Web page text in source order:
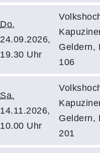
Do.
24.09.2026,
19.30 Uhr
Geldern,
106
Sa.
14.11.2026,
10.00 Uhr
Geldern,
201